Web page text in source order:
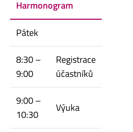
Harmonogram
Pátek
8:30 –
9:00
Registrace
účastníků
9:00 –
10:30
Výuka